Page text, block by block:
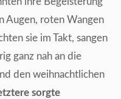
Augen, roten Wangen
sie im Takt, sangen
ganz nah an die
den weihnachtlichen
sorgte